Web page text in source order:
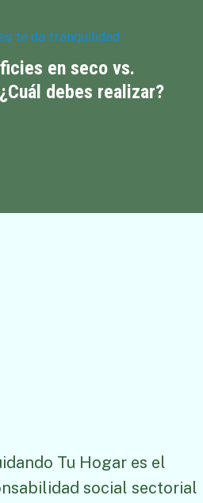
en seco vs.
debes realizar?
Tu Hogar es el
social sectorial